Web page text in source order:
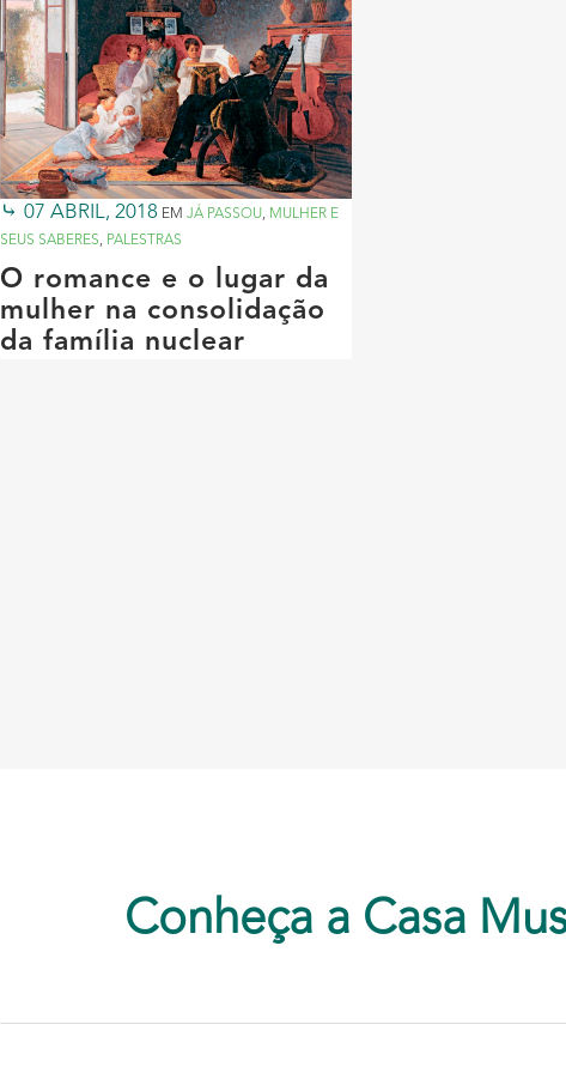
07 ABRIL, 2018 EM JÁ PASSOU, MULHER E
SEUS SABERES, PALESTRAS
O romance e o lugar da
mulher na consolidação
da família nuclear
Conheça a Casa